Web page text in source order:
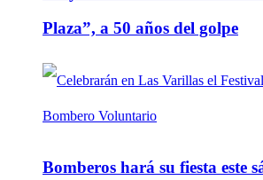
Plaza”, a 50 años del golpe
Bomberos hará su fiesta este